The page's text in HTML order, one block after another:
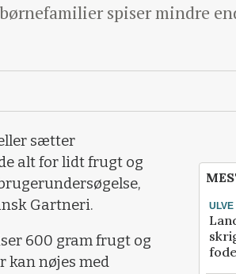
spiser mindre
sætter
alt for lidt frugt og
Gartneri.
600 gram frugt og
kan nøjes med
ULVE